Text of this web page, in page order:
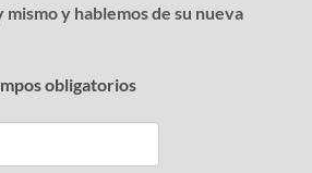
y hablemos de su nueva
obligatorios